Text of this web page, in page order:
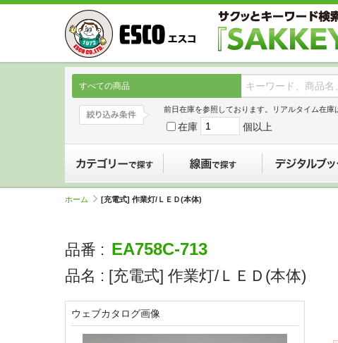
すべての商品
前日在庫を参照しております。リアルタイム在庫
在庫 個以上
ホーム [充電式] 作業灯/ＬＥＤ(本体)
品番 : EA758C-713
品名 : [充電式] 作業灯/ＬＥＤ(本体)
ウェブカタログ画像